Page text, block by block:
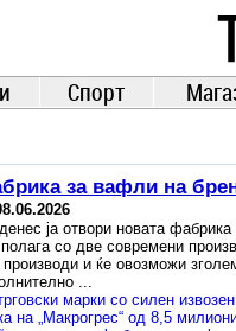
Спорт
за вафли на
ја отвори новата
со две современи
производи и ќе овозможи
...